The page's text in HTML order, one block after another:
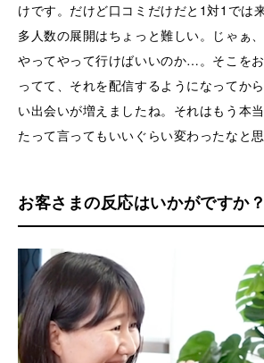
けです。だけど口コミだけだと1対1では
多人数の展開はちょっと難しい。じゃぁ
やってやって行けばいいのか…。そこを
ってて、それを配信するようになってか
い出会いが増えましたね。それはもう本
たって言ってもいいぐらい変わったなと思
お客さまの反応はいかがですか？